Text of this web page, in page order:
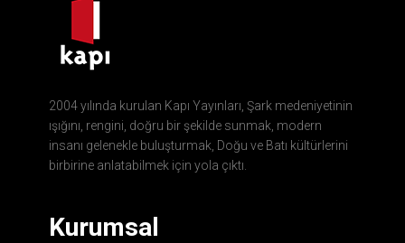
2004 yılında kurulan Kapı Yayınları, Şark medeniyetinin
ışığını, rengini, doğru bir şekilde sunmak, modern
insanı gelenekle buluşturmak, Doğu ve Batı kültürlerini
birbirine anlatabilmek için yola çıktı.
Kurumsal